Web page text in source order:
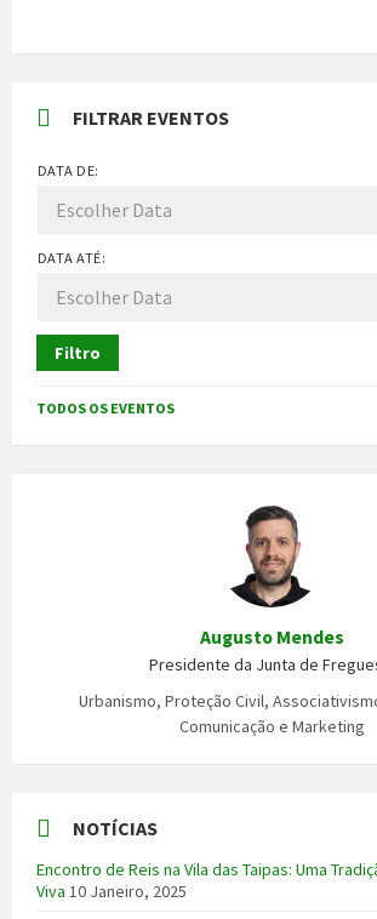
FILTRAR EVENTOS
DATA DE:
DATA ATÉ:
Filtro
TODOS OS EVENTOS
Augusto Mendes
Presidente da Junta de
Urbanismo, Proteção Civil,
Comunicação e Marketing
NOTÍCIAS
Encontro de Reis na Vila das Taipas: Uma
Viva 10 Janeiro, 2025